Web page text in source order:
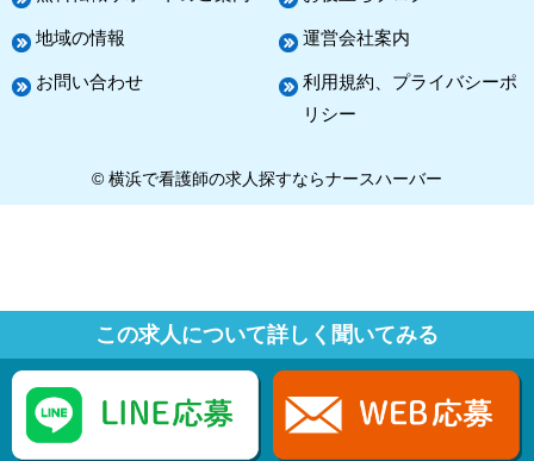
地域の情報 運営会社案内
お問い合わせ
利用規約、プライバシーポ
リシー
© 横浜で看護師の求人探すならナースハーバー
この求人について詳しく聞いてみる